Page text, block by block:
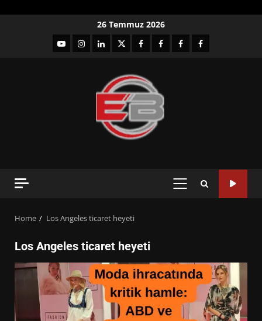
26 Temmuz 2026
YouTubeInstagram
LinkedIntwitterfacebook-Facebook-
Facebook-Facebook-
PRIMARY
Home Los Angeles ticaret heyeti
Los Angeles ticaret heyeti